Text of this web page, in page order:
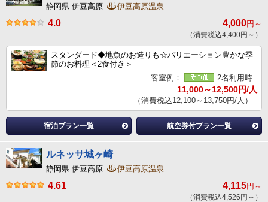
静岡県 伊豆高原 伊豆高原温泉
4.0 4,000円～
（消費税込4,400円～）
スタンダード◆地魚のお造りも☆バリエーション豊かな季
節のお料理＜2食付き＞
客室例：
2名利用時
11,000～12,500円/人
（消費税込12,100～13,750円/人）
宿泊プラン一覧 航空券付プラン一覧
ルネッサ城ヶ崎
静岡県 伊豆高原 伊豆高原温泉
4.61 4,115円～
（消費税込4,526円～）